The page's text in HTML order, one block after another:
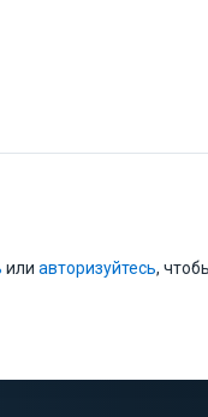
или авторизуйтесь,